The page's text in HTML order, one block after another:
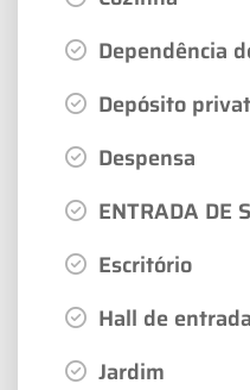
Dependência
Depósito
Despensa
ENTRADA DE
Escritório
Hall de
Jardim